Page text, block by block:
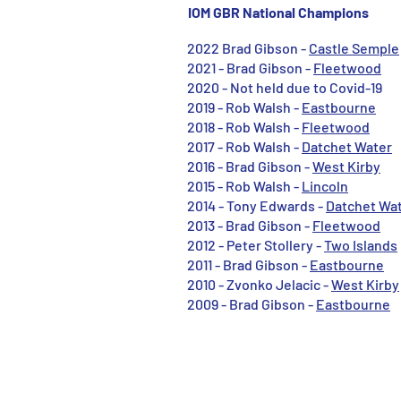
IOM GBR National Champions
2022 Brad Gibson - Castle Semple
2021 - Brad Gibson - Fleetwood
2020 - Not held due to Covid-19
2019 - Rob Walsh - Eastbourne
2018 - Rob Walsh - Fleetwood
2017 - Rob Walsh - Datchet Water
2016 - Brad Gibson -West Kirby
2015 - Rob Walsh - Lincoln
2014 - Tony Edwards - Datchet
2013 - Brad Gibson - Fleetwood
2012 - Peter Stollery -Two Islands
2011 - Brad Gibson - Eastbourne
2010 - Zvonko Jelacic -West Kirby
2009 - Brad Gibson - Eastbourne